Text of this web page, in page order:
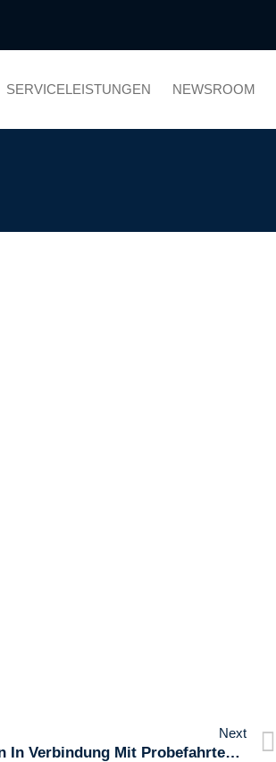
SERVICELEISTUNGEN NEWSROOM
Next
Charity Aktion In Verbindung Mit Probefahrten – „Fahr Nachhaltig, Tu Gutes“